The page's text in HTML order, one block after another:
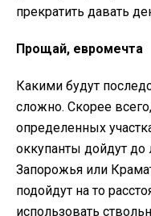
прекратить давать
Прощай, евромечта
Какими будут
сложно. Скорее
определенных
оккупанты дойдут
Запорожья или
подойдут на то
использовать